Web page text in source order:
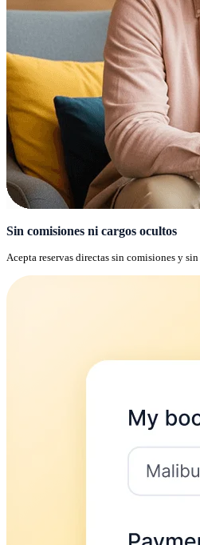
Sin comisiones ni cargos ocultos
Acepta reservas directas sin comisiones y